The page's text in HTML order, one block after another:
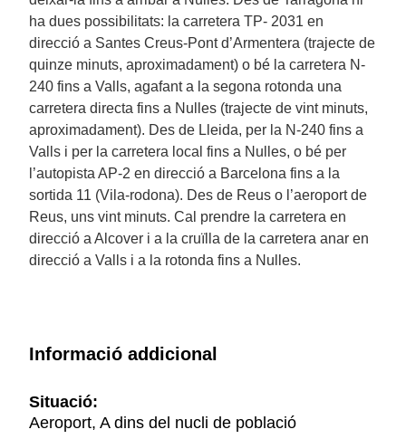
ha dues possibilitats: la carretera TP- 2031 en
direcció a Santes Creus-Pont d’Armentera (trajecte de
quinze minuts, aproximadament) o bé la carretera N-
240 fins a Valls, agafant a la segona rotonda una
carretera directa fins a Nulles (trajecte de vint minuts,
aproximadament). Des de Lleida, per la N-240 fins a
Valls i per la carretera local fins a Nulles, o bé per
l’autopista AP-2 en direcció a Barcelona fins a la
sortida 11 (Vila-rodona). Des de Reus o l’aeroport de
Reus, uns vint minuts. Cal prendre la carretera en
direcció a Alcover i a la cruïlla de la carretera anar en
direcció a Valls i a la rotonda fins a Nulles.
Informació addicional
Situació:
Aeroport, A dins del nucli de població